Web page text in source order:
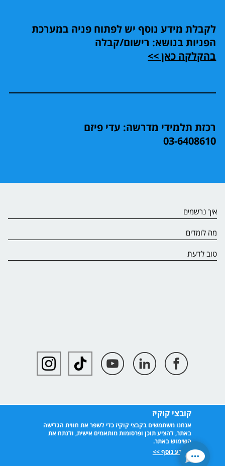
קובצי קוקיז
אנחנו משתמשים בקבצי קוקיז כדי לשפר את חווית הגלישה
באתר, להציע תוכן ופרסומות מותאמים אישית, ולנתח את
השימוש באתר.
למידע נוסף >>
לקבלת מידע נוסף יש לפתוח פניה במערכת
הפניות בנושא: רישום/קבלה
בהקלקה כאן >>
רכזת תלמידי מדרשה: עדי פיזם
03-6408610
איך נרשמים
מה לומדים
טוב לדעת